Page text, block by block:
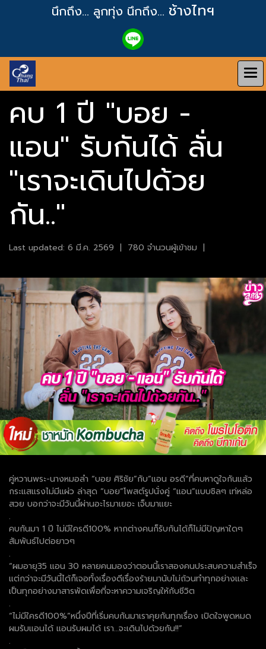
นึกถึง... ลูกทุ่ง นึกถึง... ช้างไทฯ
คบ 1 ปี "บอย -
แอน" รับกันได้ ลั่น
"เราจะเดินไปด้วย
กัน.."
Last updated: 6 มี.ค. 2569 | 780 จำนวนผู้เข้าชม |
คู่หวานพระ-นางหมอลำ “บอย ศิริชัย”กับ”แอน อรดี”ที่คบหาดูใจกันแล้ว
กระแสแรงไม่มีแผ่ว ล่าสุด “บอย”โพสต์รูปนั่งคู่ “แอน”แบบชิลๆ เท่หล่อ
สวย บอกว่าจะมีวันนี้ผ่านอะไรมาเยอะ เจ็บมาแยะ
.
คบกันมา 1 ปี ไม่มีใครดี100% หากต่างคนก็รับกันได้ก็ไม่มีปัญหาใดๆ
สัมพันธ์ไปต่อยาวๆ
.
“ผมอายุ35 แอน 30 หลายคนมองว่าตอนนี้เราสองคนประสบความสำเร็จ
แต่กว่าจะมีวันนี้ได้ก็เจอทั้งเรื่องดีเรื่องร้ายมานับไม่ถ้วนทำทุกอย่างและ
เป็นทุกอย่างมาสารพัดเพื่อที่จะหาความเจริญให้กับชีวิต
.
“ไม่มีใครดี100%”หนึ่งปีที่เริ่มคบกันมาเราคุยกันทุกเรื่อง เปิดใจพูดหมด
ผมรับแอนได้ แอนรับผมได้ เรา…จะเดินไปด้วยกัน!!”
.